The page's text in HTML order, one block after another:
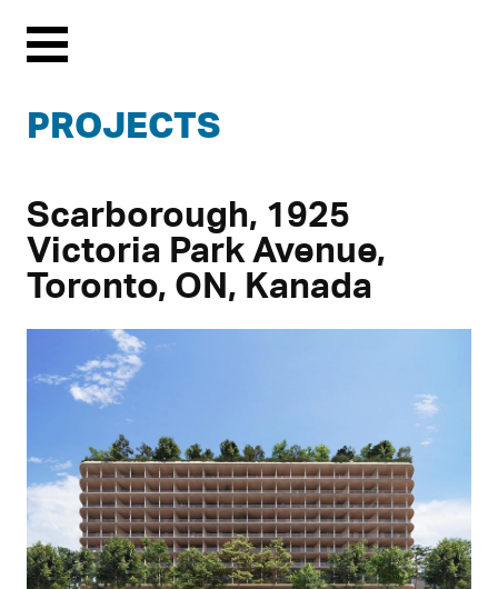
Menu
PROJECTS
Scarborough, 1925
Victoria Park Avenue,
Toronto, ON, Kanada